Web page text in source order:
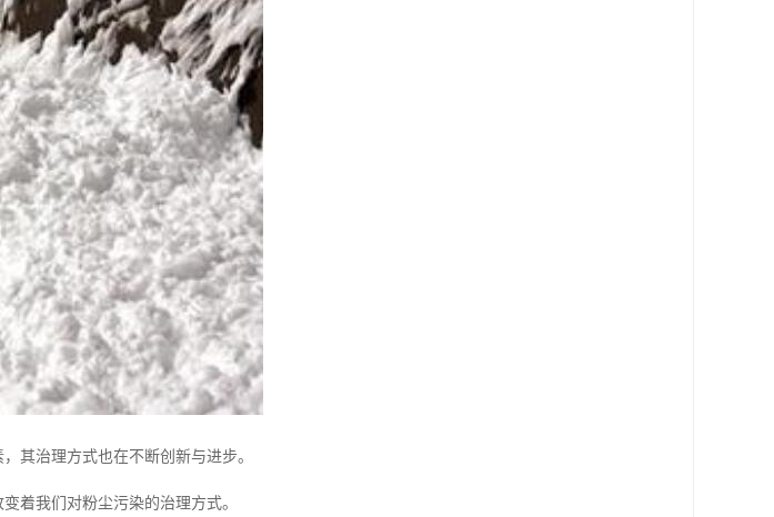
其治理方式也在不断创新与进步。
着我们对粉尘污染的治理方式。